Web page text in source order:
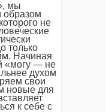
мы
образом
не
только
Начиная
«могу — не
духом
свои
новые для
к себе с